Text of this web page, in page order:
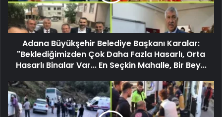
Adana Büyükşehir Belediye Başkanı Karalar:
"Beklediğimizden Çok Daha Fazla Hasarlı, Orta
Hasarlı Binalar Var... En Seçkin Mahalle, Bir Bey...